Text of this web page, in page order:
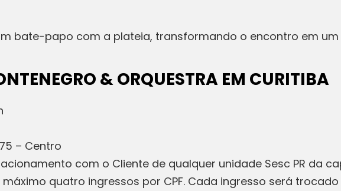
bate-papo com a plateia, transformando o encontro em
& ORQUESTRA EM CURITIBA
– Centro
com o Cliente de qualquer unidade Sesc PR da
quatro ingressos por CPF. Cada ingresso será